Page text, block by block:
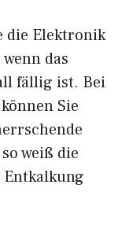
die Elektronik
das
fällig ist. Bei
Sie
weiß die
Entkalkung